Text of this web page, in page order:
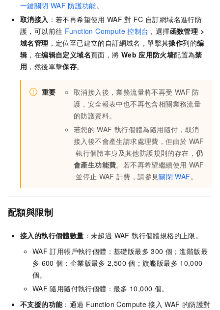
一鍵關閉 WAF 防護功能。
取消接入 ：若不再希望使用 WAF 對 FC 自訂網域名進行防
護，可以前往 Function Compute 控制台 ，選擇函数管理 >
域名管理 ，定位至已建立的自訂網域名，單擊其操作列的编
辑 ，在编辑自定义域名頁面，將 Web 应用防火墙配置為禁
用 ，然後單擊保存。
重要 取消接入後，業務流量將不再受 WAF 防
護，安全報表中也不再包含相關業務流量
的防護資料。
若您的 WAF 執行個體為隨用隨付，取消
接入後不會產生請求處理費，但由於 WAF
執行個體本身及其他防護規則的存在， 仍
會產生功能費。若不再希望繼續使用 WAF
並停止 WAF 計費，請參見關閉 WAF。
配額與限制
接入的執行個體數量 ：未超過 WAF 執行個體規格的上限。
WAF 訂用帳戶執行個體：基礎版最多 300 個；進階版最
多 600 個；企業版最多 2,500 個；旗艦版最多 10,000
個。
WAF 隨用隨付執行個體：最多 10,000 個。
不支援的功能： 通過 Function Compute 接入 WAF 的防護對